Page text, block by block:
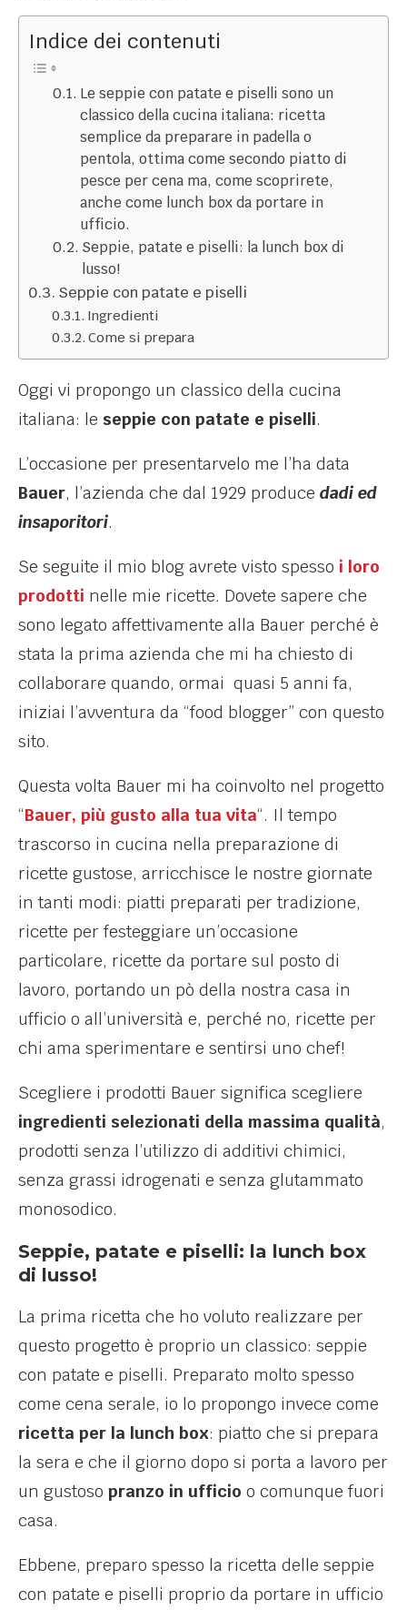
Indice dei contenuti
Le seppie con patate e piselli sono un
classico della cucina italiana: ricetta
semplice da preparare in padella o
pentola, ottima come secondo piatto di
pesce per cena ma, come scoprirete,
anche come lunch box da portare in
ufficio.
Seppie, patate e piselli: la lunch box di
lusso!
Seppie con patate e piselli
Ingredienti
Come si prepara
Oggi vi propongo un classico della cucina
italiana: le seppie con patate e piselli.
L’occasione per presentarvelo me l’ha data
Bauer, l’azienda che dal 1929 produce dadi ed
insaporitori.
Se seguite il mio blog avrete visto spesso i loro
prodotti nelle mie ricette. Dovete sapere che
sono legato affettivamente alla Bauer perché è
stata la prima azienda che mi ha chiesto di
collaborare quando, ormai quasi 5 anni fa,
iniziai l’avventura da “food blogger” con questo
sito.
Questa volta Bauer mi ha coinvolto nel progetto
“Bauer, più gusto alla tua vita“. Il tempo
trascorso in cucina nella preparazione di
ricette gustose, arricchisce le nostre giornate
in tanti modi: piatti preparati per tradizione,
ricette per festeggiare un’occasione
particolare, ricette da portare sul posto di
lavoro, portando un pò della nostra casa in
ufficio o all’università e, perché no, ricette per
chi ama sperimentare e sentirsi uno chef!
Scegliere i prodotti Bauer significa scegliere
ingredienti selezionati della massima qualità,
prodotti senza l’utilizzo di additivi chimici,
senza grassi idrogenati e senza glutammato
monosodico.
Seppie, patate e piselli: la lunch box
di lusso!
La prima ricetta che ho voluto realizzare per
questo progetto è proprio un classico: seppie
con patate e piselli. Preparato molto spesso
come cena serale, io lo propongo invece come
ricetta per la lunch box: piatto che si prepara
la sera e che il giorno dopo si porta a lavoro per
un gustoso pranzo in ufficio o comunque fuori
casa.
Ebbene, preparo spesso la ricetta delle seppie
con patate e piselli proprio da portare in ufficio